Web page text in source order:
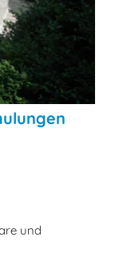
und